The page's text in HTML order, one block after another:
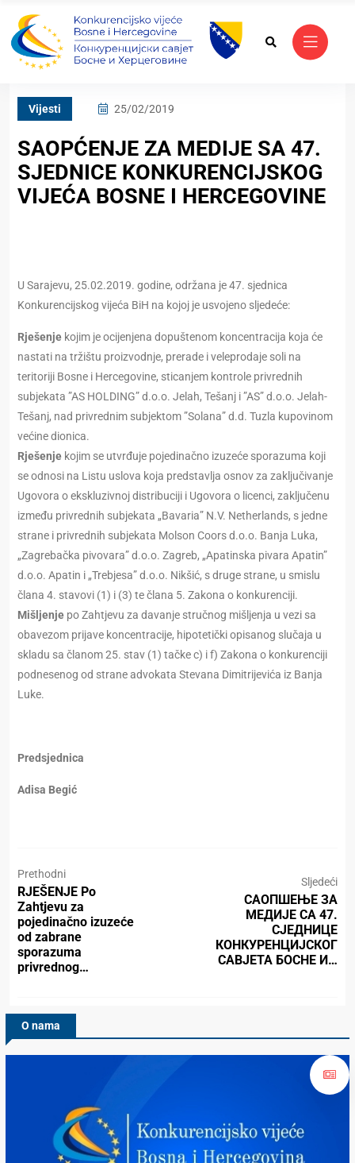
Vijesti 25/02/2019
SAOPĆENJE ZA MEDIJE SA 47.
SJEDNICE KONKURENCIJSKOG
VIJEĆA BOSNE I HERCEGOVINE
U Sarajevu, 25.02.2019. godine, održana je 47. sjednica
Konkurencijskog vijeća BiH na kojoj je usvojeno sljedeće:
Rješenje kojim je ocijenjena dopuštenom koncentracija koja će
nastati na tržištu proizvodnje, prerade i veleprodaje soli na
teritoriji Bosne i Hercegovine, sticanjem kontrole privrednih
subjekata ”AS HOLDING” d.o.o. Jelah, Tešanj i ”AS” d.o.o. Jelah-
Tešanj, nad privrednim subjektom ”Solana” d.d. Tuzla kupovinom
većine dionica.
Rješenje kojim se utvrđuje pojedinačno izuzeće sporazuma koji
se odnosi na Listu uslova koja predstavlja osnov za zaključivanje
Ugovora o ekskluzivnoj distribuciji i Ugovora o licenci, zaključenu
između privrednih subjekata „Bavaria” N.V. Netherlands, s jedne
strane i privrednih subjekata Molson Coors d.o.o. Banja Luka,
„Zagrebačka pivovara” d.o.o. Zagreb, „Apatinska pivara Apatin”
d.o.o. Apatin i „Trebjesa” d.o.o. Nikšić, s druge strane, u smislu
člana 4. stavovi (1) i (3) te člana 5. Zakona o konkurenciji.
Mišljenje po Zahtjevu za davanje stručnog mišljenja u vezi sa
obavezom prijave koncentracije, hipotetički opisanog slučaja u
skladu sa članom 25. stav (1) tačke c) i f) Zakona o konkurenciji
podnesenog od strane advokata Stevana Dimitrijevića iz Banja
Luke.
Predsjednica
Adisa Begić
Prethodni
RJEŠENJE Po
Zahtjevu za
pojedinačno izuzeće
od zabrane
sporazuma
privrednog…
Sljedeći
САОПШЕЊЕ ЗА
МЕДИЈЕ СА 47.
СЈЕДНИЦЕ
КОНКУРЕНЦИЈСКОГ
САВЈЕТА БОСНЕ И…
O nama